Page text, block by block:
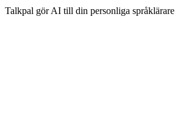
Talkpal gör AI till din personliga språklärare